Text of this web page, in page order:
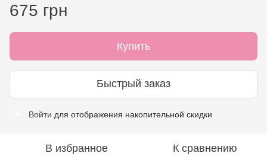
675 грн
Купить
Быстрый заказ
Войти для отображения накопительной скидки
В избранное К сравнению